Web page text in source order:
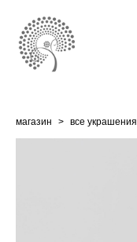
магазин > все украшения